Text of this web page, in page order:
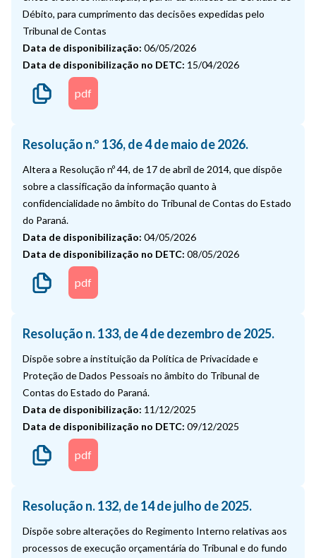
Débito, para cumprimento das decisões expedidas pelo
Tribunal de Contas
Data de disponibilização: 06/05/2026
Data de disponibilização no DETC: 15/04/2026
pdf
Resolução n.º 136, de 4 de maio de 2026.
Altera a Resolução nº 44, de 17 de abril de 2014, que dispõe
sobre a classificação da informação quanto à
confidencialidade no âmbito do Tribunal de Contas do Estado
do Paraná.
Data de disponibilização: 04/05/2026
Data de disponibilização no DETC: 08/05/2026
pdf
Resolução n. 133, de 4 de dezembro de 2025.
Dispõe sobre a instituição da Política de Privacidade e
Proteção de Dados Pessoais no âmbito do Tribunal de
Contas do Estado do Paraná.
Data de disponibilização: 11/12/2025
Data de disponibilização no DETC: 09/12/2025
pdf
Resolução n. 132, de 14 de julho de 2025.
Dispõe sobre alterações do Regimento Interno relativas aos
processos de execução orçamentária do Tribunal e do fundo